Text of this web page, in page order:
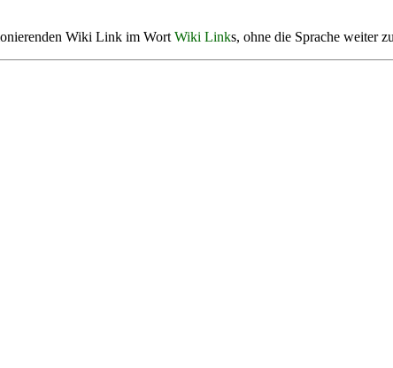
Wiki Link im WortWiki Links, ohne die Sprache weiter